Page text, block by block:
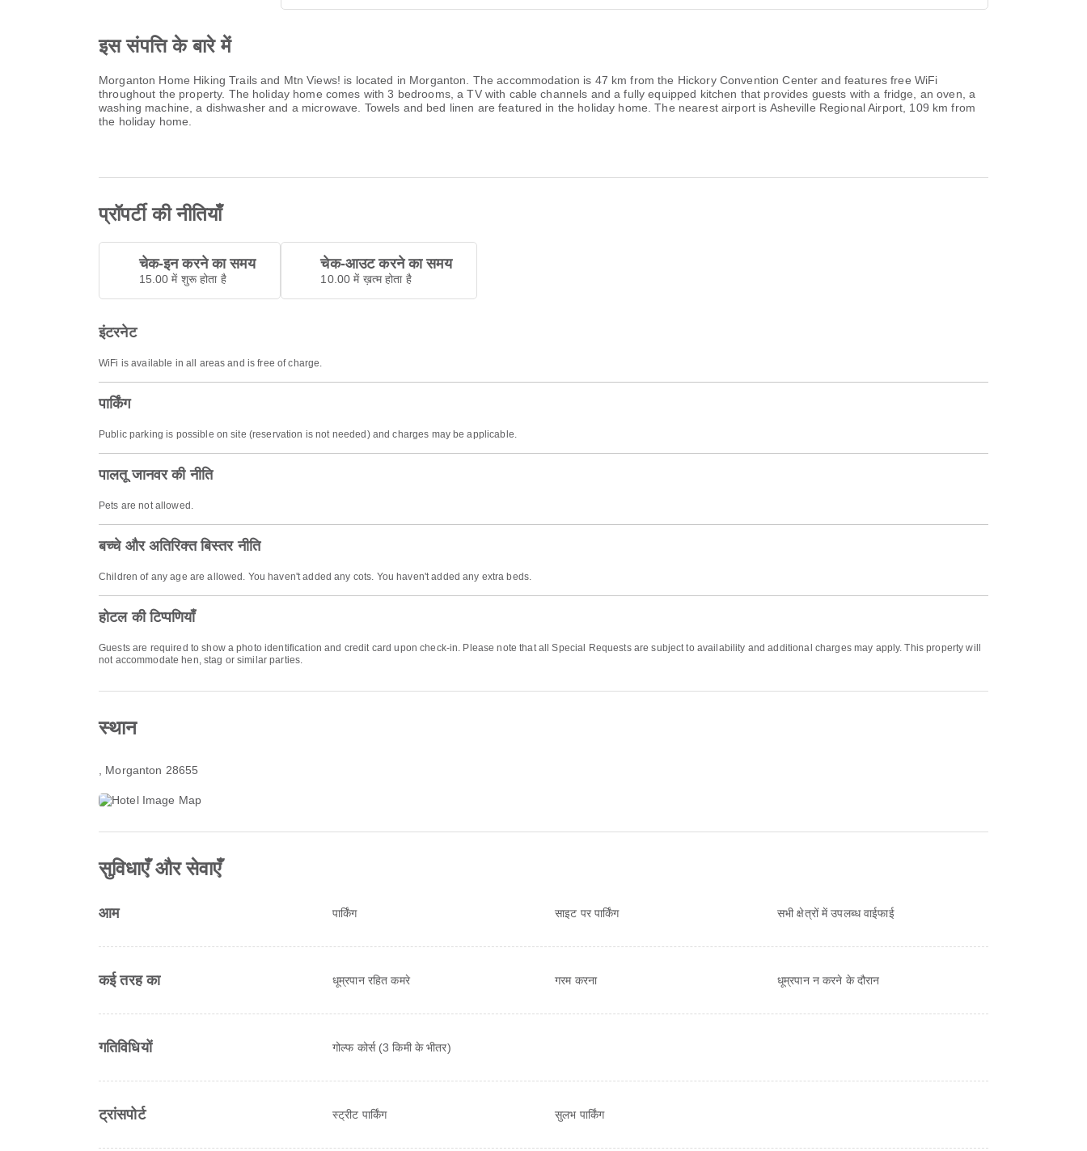
इस संपत्ति के बारे में
Morganton Home Hiking Trails and Mtn Views! is located in Morganton. The accommodation is 47 km from the Hickory Convention Center and features free WiFi
throughout the property. The holiday home comes with 3 bedrooms, a TV with cable channels and a fully equipped kitchen that provides guests with a fridge, an oven, a
washing machine, a dishwasher and a microwave. Towels and bed linen are featured in the holiday home. The nearest airport is Asheville Regional Airport, 109 km from
the holiday home.
प्रॉपर्टी की नीतियाँ
चेक-इन करने का समय
15.00 में शुरू होता है
चेक-आउट करने का समय
10.00 में ख़त्म होता है
इंटरनेट
WiFi is available in all areas and is free of charge.
पार्किंग
Public parking is possible on site (reservation is not needed) and charges may be applicable.
पालतू जानवर की नीति
Pets are not allowed.
बच्चे और अतिरिक्त बिस्तर नीति
Children of any age are allowed. You haven't added any cots. You haven't added any extra beds.
होटल की टिप्पणियाँ
Guests are required to show a photo identification and credit card upon check-in. Please note that all Special Requests are subject to availability and additional charges may apply. This property will
not accommodate hen, stag or similar parties.
स्थान
, Morganton 28655
सुविधाएँ और सेवाएँ
आम पार्किंग साइट पर पार्किंग सभी क्षेत्रों में उपलब्ध वाईफाई
कई तरह का धूम्रपान रहित कमरे गरम करना धूम्रपान न करने के दौरान
गतिविधियों गोल्फ कोर्स (3 किमी के भीतर)
ट्रांसपोर्ट स्ट्रीट पार्किंग सुलभ पार्किंग